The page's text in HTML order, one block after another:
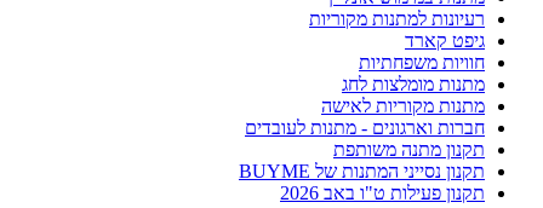
רעיונות למתנות מקוריות
גיפט קארד
חוויות משפחתיות
מתנות מומלצות לחג
מתנות מקוריות לאישה
חברות וארגונים - מתנות לעובדים
תקנון מתנה משותפת
תקנון נסייני המתנות של BUYME
תקנון פעילות ט"ו באב 2026